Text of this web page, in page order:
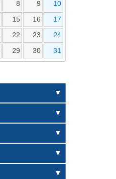
8 9 10
15 16 17
22 23 24
29 30 31